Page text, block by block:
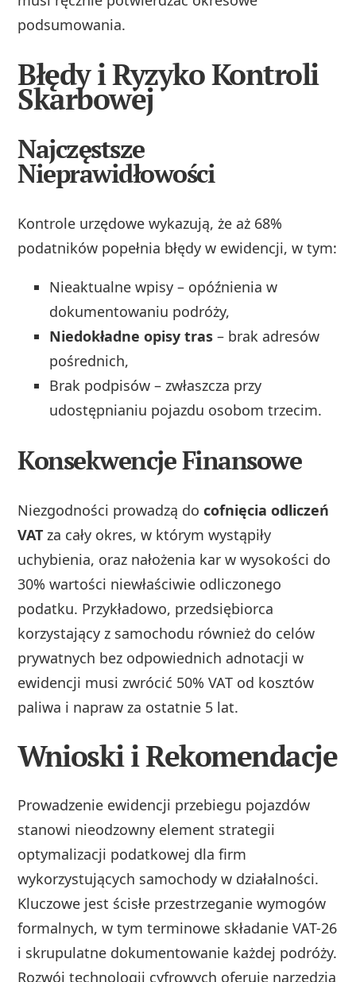
podsumowania.
Błędy i Ryzyko Kontroli
Skarbowej
Najczęstsze
Nieprawidłowości
Kontrole urzędowe wykazują, że aż 68%
podatników popełnia błędy w ewidencji, w tym:
Nieaktualne wpisy – opóźnienia w
dokumentowaniu podróży,
Niedokładne opisy tras – brak adresów
pośrednich,
Brak podpisów – zwłaszcza przy
udostępnianiu pojazdu osobom trzecim.
Konsekwencje Finansowe
Niezgodności prowadzą docofnięcia odliczeń
VAT za cały okres, w którym wystąpiły
uchybienia, oraz nałożenia kar w wysokości do
30% wartości niewłaściwie odliczonego
podatku. Przykładowo, przedsiębiorca
korzystający z samochodu również do celów
prywatnych bez odpowiednich adnotacji w
ewidencji musi zwrócić 50% VAT od kosztów
paliwa i napraw za ostatnie 5 lat.
Wnioski i Rekomendacje
Prowadzenie ewidencji przebiegu pojazdów
stanowi nieodzowny element strategii
optymalizacji podatkowej dla firm
wykorzystujących samochody w działalności.
Kluczowe jest ścisłe przestrzeganie wymogów
formalnych, w tym terminowe składanie VAT-26
i skrupulatne dokumentowanie każdej podróży.
Rozwój technologii cyfrowych oferuje narzędzia